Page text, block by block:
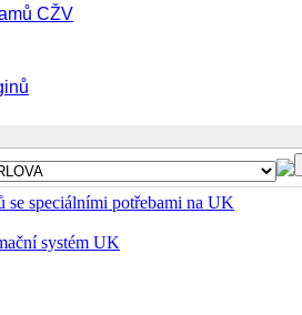
CŽV
se speciálními potřebami na UK
systém UK